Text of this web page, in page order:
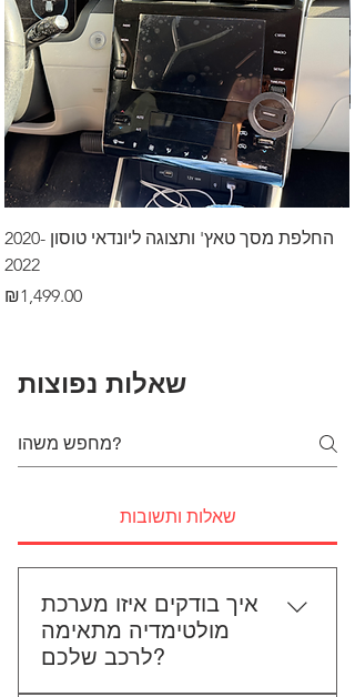
החלפת מסך טאץ' ותצוגה ליונדאי טוסון 2020-
2022
Price
₪1,499.00
שאלות נפוצות
שאלות ותשובות
איך בודקים איזו מערכת
מולטימדיה מתאימה
לרכב שלכם?